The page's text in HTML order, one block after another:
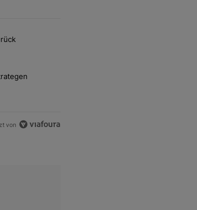
der letzten 7 days.
den USA zurück" mit 2 kommentare.
Anlagestrategen" mit 2 kommentare.
von